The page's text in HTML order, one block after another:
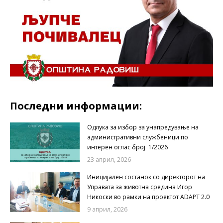
Последни информации:
Одлука за избор за унапредување на
административни службеници по
интерен оглас број 1/2026
23 април, 2026
Иницијален состанок со директорот на
Управата за животна средина Игор
Никоски во рамки на проектот ADAPT 2.0
9 април, 2026